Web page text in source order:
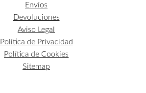
Envíos
Devoluciones
Aviso Legal
Política de Privacidad
Política de Cookies
Sitemap